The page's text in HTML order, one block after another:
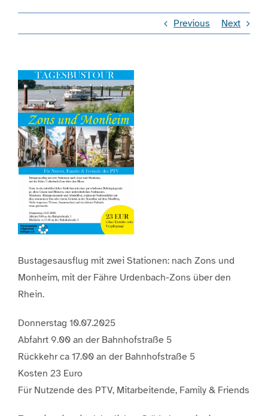
Engagement
Aktuelles
Jobs
Information
Kontakt
Previous Next
View
Larger
Image
Bustagesausflug mit zwei Stationen: nach Zons und
Monheim, mit der Fähre Urdenbach-Zons über den
Rhein.
Donnerstag 10.07.2025
Abfahrt 9.00 an der Bahnhofstraße 5
Rückkehr ca 17.00 an der Bahnhofstraße 5
Kosten 23 Euro
Für Nutzende des PTV, Mitarbeitende, Family & Friends